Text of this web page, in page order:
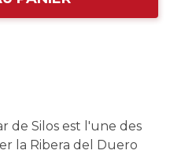
de Silos est l'une des
la Ribera del Duero